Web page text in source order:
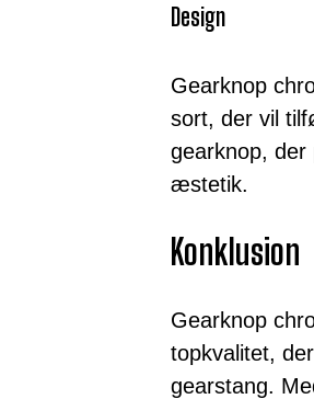
Design
Gearknop
sort, der vil
gearknop,
æstetik.
Konklusion
Gearknop
topkvalitet,
gearstang.